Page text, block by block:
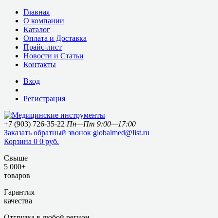
Главная
О компании
Каталог
Оплата и Доставка
Прайс-лист
Новости и Статьи
Контакты
Вход
Регистрация
+7 (903) 726-35-22 Пн—Пт 9:00—17:00
Заказать обратный звонок globalmed@list.ru
Корзина 0 0 руб.
Свыше
5 000+
товаров
Гарантия
качества